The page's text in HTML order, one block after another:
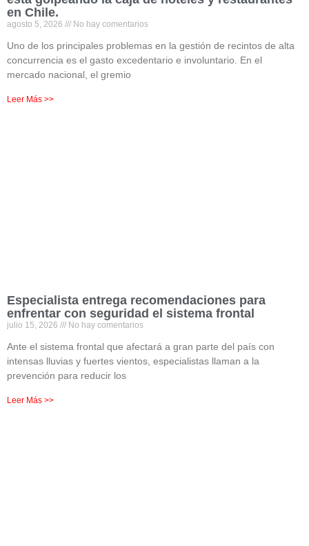
en Chile.
agosto 5, 2026 No hay comentarios
Uno de los principales problemas en la gestión de recintos de alta
concurrencia es el gasto excedentario e involuntario. En el
mercado nacional, el gremio
Leer Más >>
Especialista entrega recomendaciones para
enfrentar con seguridad el sistema frontal
julio 15, 2026 No hay comentarios
Ante el sistema frontal que afectará a gran parte del país con
intensas lluvias y fuertes vientos, especialistas llaman a la
prevención para reducir los
Leer Más >>